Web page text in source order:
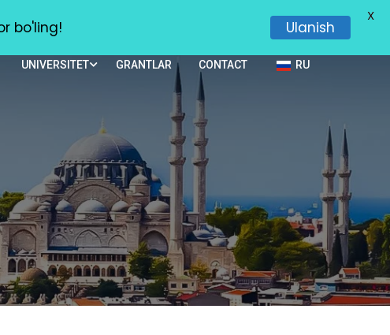
UNIVERSITET GRANTLAR CONTACT RU
bo'ling! Ulanish
X